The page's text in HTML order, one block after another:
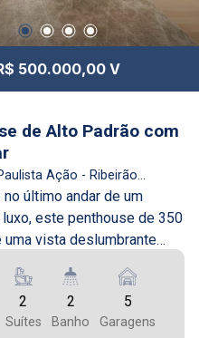
500.000,00 V
de Alto Padrão com
Ação - Ribeirão
último andar de um
este penthouse de 350
uma vista deslumbrante
acabamentos de alta
o apartamento possui três
sala de estar/jantar com
ao teto, e uma cozinha
2
Suítes
2
Banho
5
Garagens